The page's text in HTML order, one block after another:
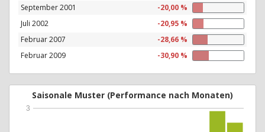
September 2001
-20,00 %
Juli 2002
-20,95 %
Februar 2007
-28,66 %
Februar 2009
-30,90 %
Saisonale Muster (Performance nach Monaten)
3